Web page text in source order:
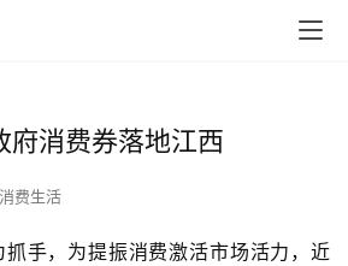
府消费券落地江西
消费生活
手，为提振消费激活市场活力，近